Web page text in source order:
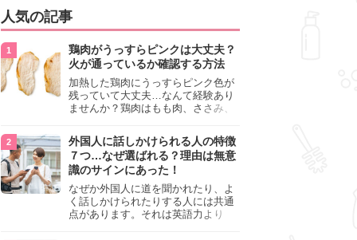
人気の記事
鶏肉がうっすらピンクは大丈夫？
火が通っているか確認する方法
加熱した鶏肉にうっすらピンク色が
残っていて大丈夫…なんて経験あり
ませんか？鶏肉はもも肉、ささみ、
わいが異なり、いろいろと楽しめる
料理ですが、鶏肉は加熱した後でも
うっすらピンク色の部分が大丈夫な
のと気になるときがあります。この
記事では生焼けか火が通っているの
かを確認する方法や、鶏肉を調理す
るときの注意点を紹介しますので、
参考にしてみてくださいね。
外国人に話しかけられる人の特徴
７つ…なぜ選ばれる？理由は無意
識のサインにあった！
なぜか外国人に道を聞かれたり、よ
く話しかけられたりする人には共通
点があります。それは英語力より